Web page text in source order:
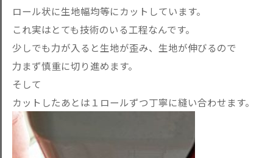
ロール状に生地幅均等にカットしています。
これ実はとても技術のいる工程なんです。
少しでも力が入ると生地が歪み、生地が伸びるので
力まず慎重に切り進めます。
そして
カットしたあとは１ロールずつ丁寧に縫い合わせます。